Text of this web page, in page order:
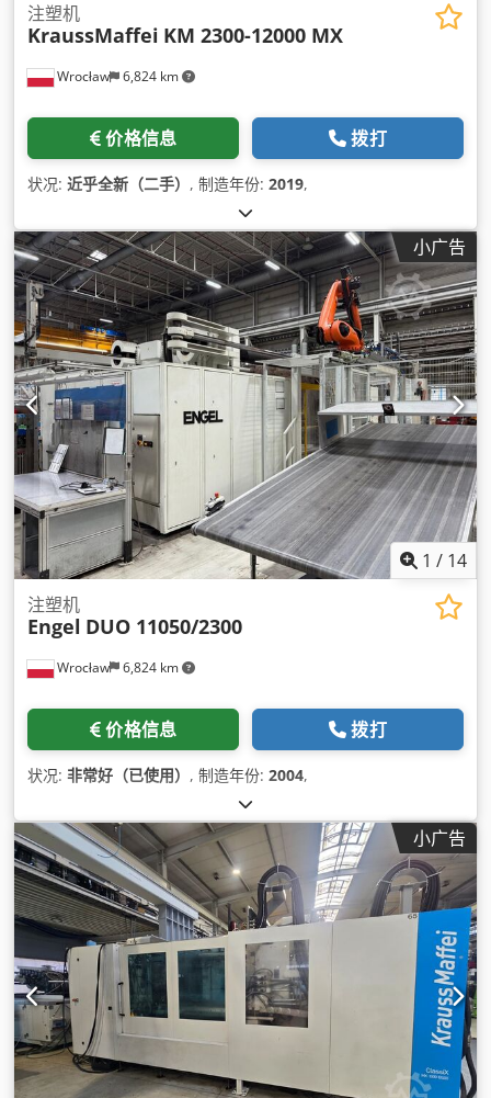
Wrocław 6,824 km
注塑机
KraussMaffei KM 2300-12000 MX
价格信息 拨打
状况: 近乎全新（二手） , 制造年份: 2019,
小广告
1 / 14
Wrocław 6,824 km
注塑机
Engel DUO 11050/2300
价格信息 拨打
状况: 非常好（已使用） , 制造年份: 2004,
小广告